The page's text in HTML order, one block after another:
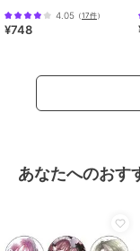
4.05 （17件）
¥748
あなたへのおす